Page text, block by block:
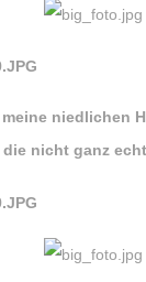
niedlichen
die nicht ganz